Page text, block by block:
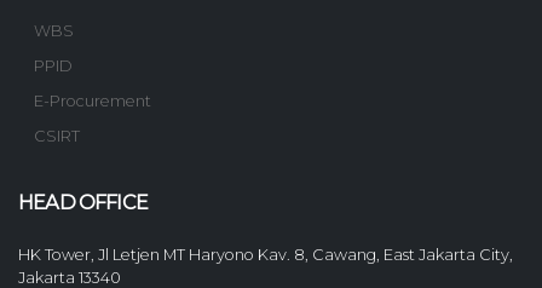
WBS
PPID
E-Procurement
CSIRT
HEAD OFFICE
HK Tower, Jl Letjen MT Haryono Kav. 8, Cawang, East Jakarta City,
Jakarta 13340